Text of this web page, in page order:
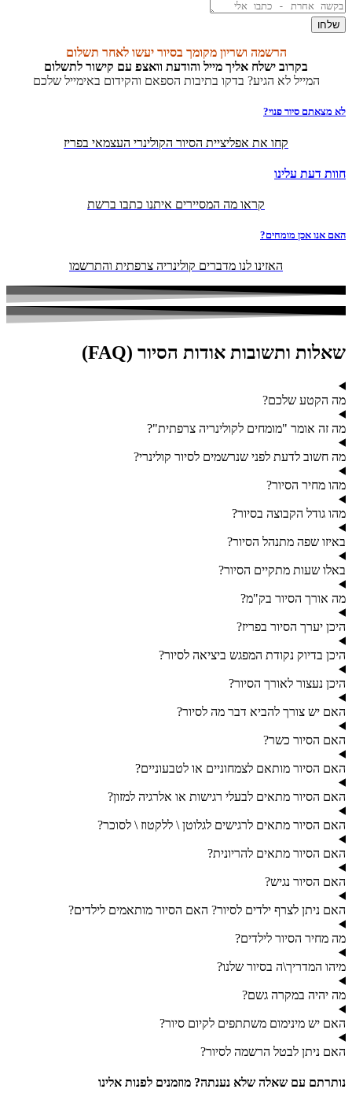
שלחו
הרשמה ושריון מקומך בסיור יעשו לאחר תשלום
בקרוב ישלח אליך מייל והודעת וואצפ עם קישור לתשלום
המייל לא הגיע? בדקו בתיבות הספאם והקידום באימייל שלכם
לא מצאתם סיור פנוי?
קחו את אפליציית הסיור הקולינרי העצמאי בפריז
חוות דעת עלינו
קראו מה המסיירים איתנו כתבו ברשת
האם אנו אכן מומחים?
האזינו לנו מדברים קולינריה צרפתית והתרשמו
שאלות ותשובות אודות הסיור (FAQ)
מה הקטע שלכם?
מה זה אומר "מומחים לקולינריה צרפתית"?
מה חשוב לדעת לפני שנרשמים לסיור קולינרי?
מהו מחיר הסיור?
מהו גודל הקבוצה בסיור?
באיזו שפה מתנהל הסיור?
באלו שעות מתקיים הסיור?
מה אורך הסיור בק"מ?
היכן יערך הסיור בפריז?
היכן בדיוק נקודת המפגש ביציאה לסיור?
היכן נעצור לאורך הסיור?
האם יש צורך להביא דבר מה לסיור?
האם הסיור כשר?
האם הסיור מותאם לצמחוניים או לטבעוניים?
האם הסיור מתאים לבעלי רגישות או אלרגיה למזון?
האם הסיור מתאים לרגישים לגלוטן \ ללקטוז \ לסוכר?
האם הסיור מתאים להריונית?
האם הסיור נגיש?
האם ניתן לצרף ילדים לסיור? האם הסיור מותאמים לילדים?
מה מחיר הסיור לילדים?
מיהו המדריך\ה בסיור שלנו?
מה יהיה במקרה גשם?
האם יש מינימום משתתפים לקיום סיור?
האם ניתן לבטל הרשמה לסיור?
נותרתם עם שאלה שלא נענתה? מוזמנים לפנות אלינו